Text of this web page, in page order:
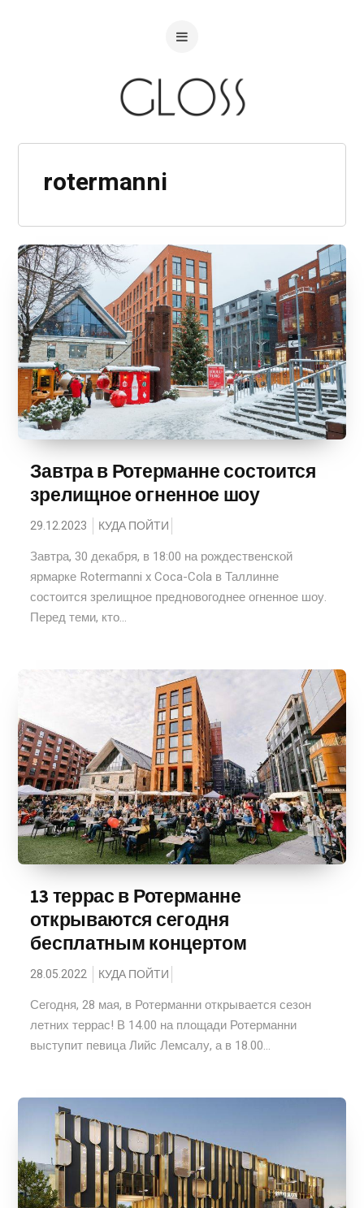
rotermanni
Завтра в Ротерманне состоится
зрелищное огненное шоу
29.12.2023 КУДА ПОЙТИ
Завтра, 30 декабря, в 18:00 на рождественской
ярмарке Rotermanni x Coca-Cola в Таллинне
состоится зрелищное предновогоднее огненное шоу.
Перед теми, кто...
13 террас в Ротерманне
открываются сегодня
бесплатным концертом
28.05.2022 КУДА ПОЙТИ
Сегодня, 28 мая, в Ротерманни открывается сезон
летних террас! В 14.00 на площади Ротерманни
выступит певица Лийс Лемсалу, а в 18.00...